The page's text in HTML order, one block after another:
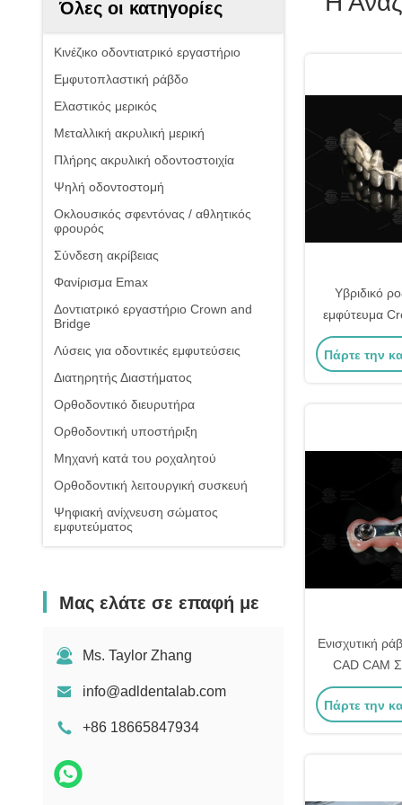
Όλες οι κατηγορίες
Κινέζικο οδοντιατρικό εργαστήριο
Εμφυτοπλαστική ράβδο
Ελαστικός μερικός
Μεταλλική ακρυλική μερική
Πλήρης ακρυλική οδοντοστοιχία
Ψηλή οδοντοστομή
Οκλουσικός σφεντόνας / αθλητικός
φρουρός
Σύνδεση ακρίβειας
Φανίρισμα Emax
Δοντιατρικό εργαστήριο Crown and
Bridge
Λύσεις για οδοντικές εμφυτεύσεις
Διατηρητής Διαστήματος
Ορθοδοντικό διευρυτήρα
Ορθοδοντική υποστήριξη
Μηχανή κατά του ροχαλητού
Ορθοδοντική λειτουργική συσκευή
Ψηφιακή ανίχνευση σώματος
εμφυτεύματος
Μας ελάτε σε επαφή με
Ms. Taylor Zhang
info@adldentalab.com
+86 18665847934
Υβριδικό
εμφύτευμα
Arch
Πάρτε την
Ενισχυτική
CAD CAM
ακριβή
τα
Πάρτε την